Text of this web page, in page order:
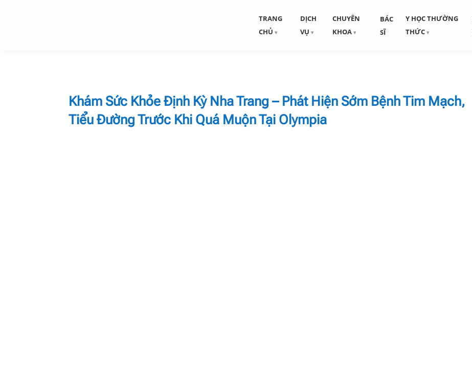
TRANG
CHỦ
DỊCH
VỤ
CHUYÊN
KHOA
BÁC
SĨ
Y HỌC THƯỜNG
THỨC
Khám Sức Khỏe Định Kỳ Nha Trang – Phát Hiện Sớm Bệnh Tim Mạch,
Tiểu Đường Trước Khi Quá Muộn Tại Olympia